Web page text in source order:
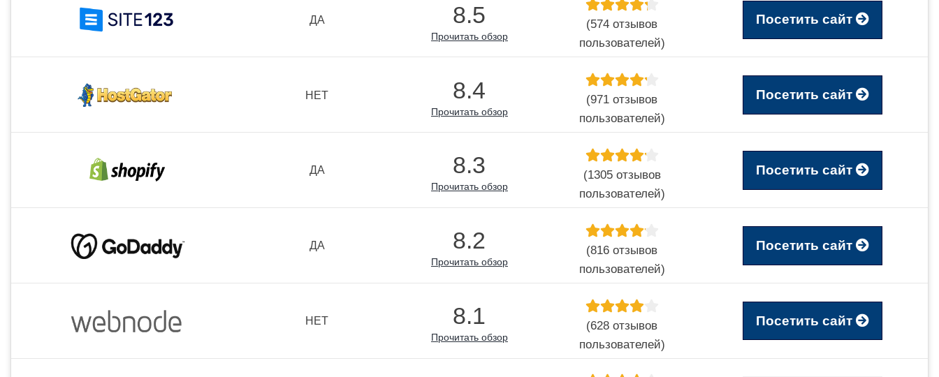
ДА 8.5
Прочитать обзор
(574 отзывов
пользователей)
Посетить сайт
НЕТ 8.4
Прочитать обзор
(971 отзывов
пользователей)
Посетить сайт
ДА 8.3
Прочитать обзор
(1305 отзывов
пользователей)
Посетить сайт
ДА 8.2
Прочитать обзор
(816 отзывов
пользователей)
Посетить сайт
НЕТ 8.1
Прочитать обзор
(628 отзывов
пользователей)
Посетить сайт